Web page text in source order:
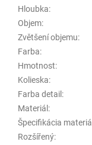
Hloubka:
Objem:
Zvětšení objemu:
Farba:
Hmotnost:
Kolieska:
Farba detail :
Materiál :
Špecifikácia
Rozšířený: